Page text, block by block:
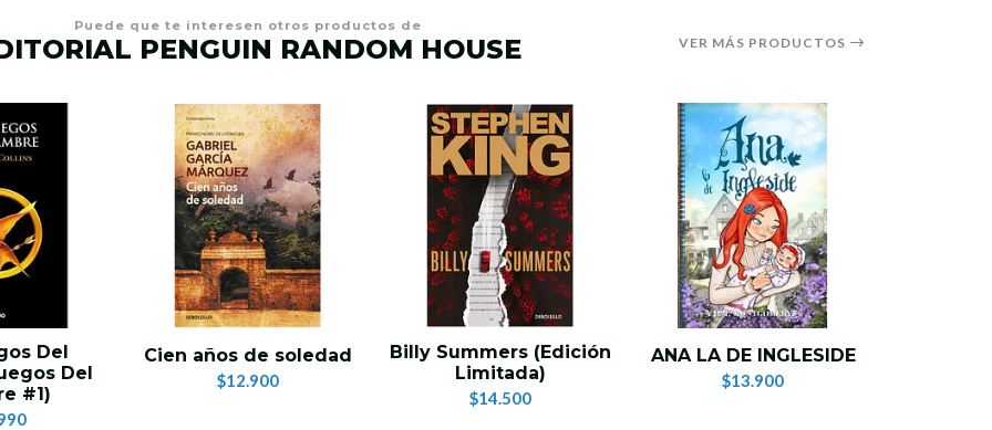
Puede que te interesen otros productos de
PENGUIN RANDOM HOUSE VER MÁS PRODUCTOS
Del
Del
#1)
Cien años de soledad
$12.900
Billy Summers (Edición
Limitada)
$14.500
ANA LA DE INGLESIDE
$13.900